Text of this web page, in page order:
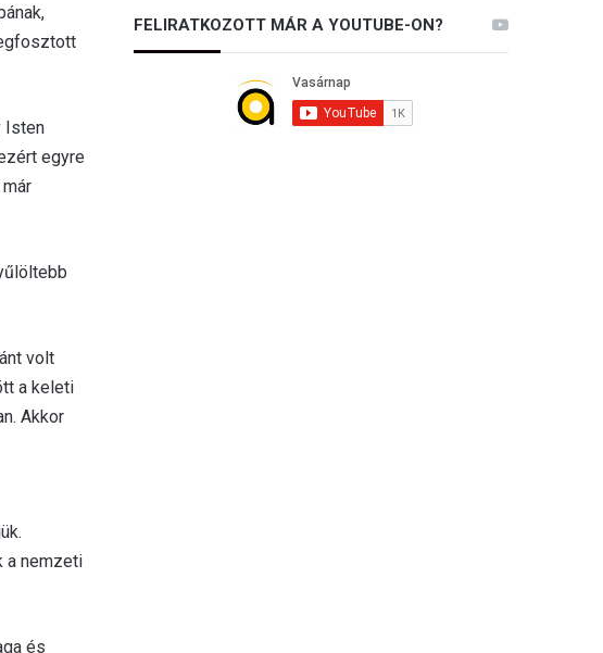
Isten
egyre
volt
a keleti
Akkor
a nemzeti
és
FELIRATKOZOTT MÁR A YOUTUBE-ON?